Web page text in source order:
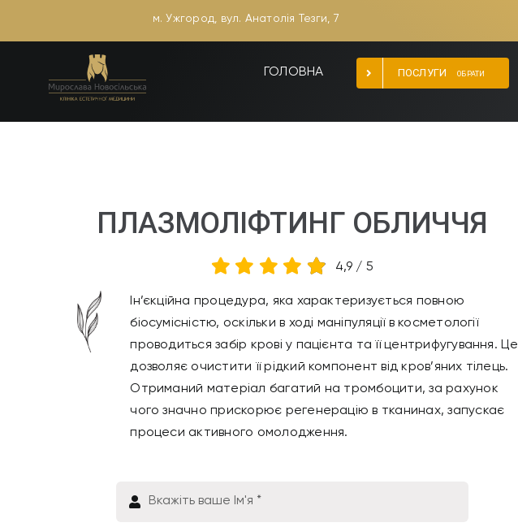
м. Ужгород, вул. Анатолія Тезги, 7
ГОЛОВНА ПОСЛУГИ ОБРАТИ
ПЛАЗМОЛІФТИНГ ОБЛИЧЧЯ
4,9 / 5
Ін’єкційна процедура, яка характеризується повною
біосумісністю, оскільки в ході маніпуляції в косметології
проводиться забір крові у пацієнта та її центрифугування. Це
дозволяє очистити її рідкий компонент від кров’яних тілець.
Отриманий матеріал багатий на тромбоцити, за рахунок
чого значно прискорює регенерацію в тканинах, запускає
процеси активного омолодження.